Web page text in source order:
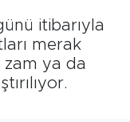
itibarıyla
merak
zam ya da